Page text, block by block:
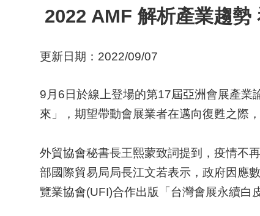
2022 AMF 解析產業趨勢
更新日期：2022/09/07
9月6日於線上登場的第17屆亞洲會展產業
來」，期望帶動會展業者在邁向復甦之際，
外貿協會秘書長王熙蒙致詞提到，疫情不
部國際貿易局局長江文若表示，政府因應
覽業協會(UFI)合作出版「台灣會展永續白